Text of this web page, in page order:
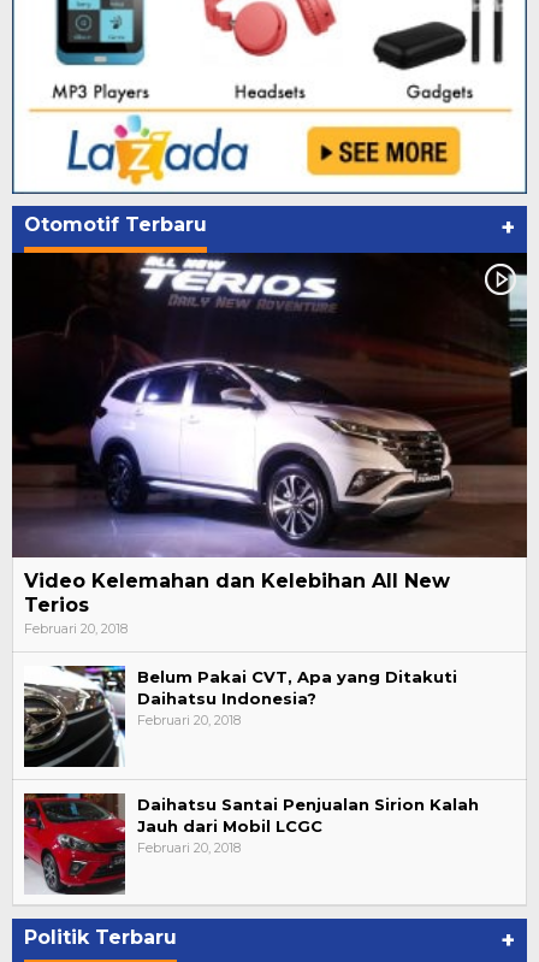
Otomotif Terbaru +
Video Kelemahan dan Kelebihan All New
Terios
Februari 20, 2018
Belum Pakai CVT, Apa yang Ditakuti
Daihatsu Indonesia?
Februari 20, 2018
Daihatsu Santai Penjualan Sirion Kalah
Jauh dari Mobil LCGC
Februari 20, 2018
Politik Terbaru +